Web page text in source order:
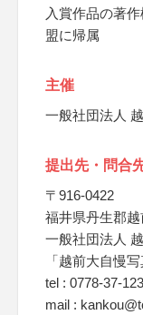
入賞作品の著
盟に帰属
主催
一般社団法人
提出先・問合
〒916-0422
福井県丹生郡
一般社団法人
「越前大自慢
tel : 0778-37-
mail :